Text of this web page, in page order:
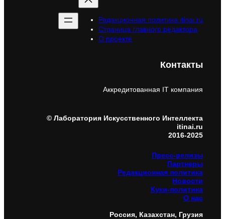
Редакционная политика itinai.ru
Страница главного редактора
О проекте
Контакты
Аккредитованная IT компания
© Лаборатория Искусственного Интеллекта
itinai.ru
2016-2025
Пресс-релизы
Партнеры
Редакционная политика
Новости
Куки-политика
О нас
Россия, Казахстан, Грузия